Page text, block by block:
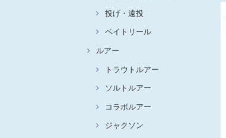
投げ・遠投
ベイトリール
ルアー
トラウトルアー
ソルトルアー
コラボルアー
ジャクソン